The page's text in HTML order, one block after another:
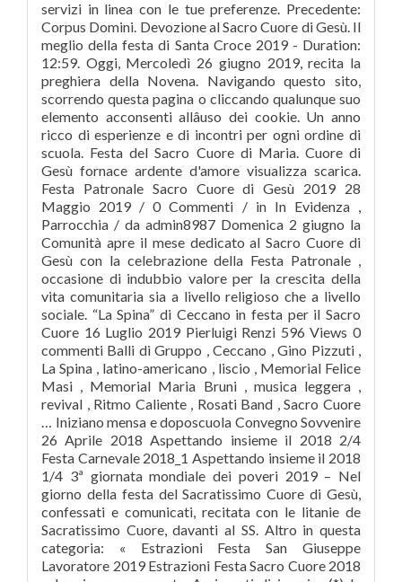
servizi in linea con le tue preferenze. Precedente:
Corpus Domini. Devozione al Sacro Cuore di Gesù. Il
meglio della festa di Santa Croce 2019 - Duration:
12:59. Oggi, Mercoledì 26 giugno 2019, recita la
preghiera della Novena. Navigando questo sito,
scorrendo questa pagina o cliccando qualunque suo
elemento acconsenti allâuso dei cookie. Un anno
ricco di esperienze e di incontri per ogni ordine di
scuola. Festa del Sacro Cuore di Maria. Cuore di
Gesù fornace ardente d'amore visualizza scarica.
Festa Patronale Sacro Cuore di Gesù 2019 28
Maggio 2019 / 0 Commenti / in In Evidenza ,
Parrocchia / da admin8987 Domenica 2 giugno la
Comunità apre il mese dedicato al Sacro Cuore di
Gesù con la celebrazione della Festa Patronale ,
occasione di indubbio valore per la crescita della
vita comunitaria sia a livello religioso che a livello
sociale. “La Spina” di Ceccano in festa per il Sacro
Cuore 16 Luglio 2019 Pierluigi Renzi 596 Views 0
commenti Balli di Gruppo , Ceccano , Gino Pizzuti ,
La Spina , latino-americano , liscio , Memorial Felice
Masi , Memorial Maria Bruni , musica leggera ,
revival , Ritmo Caliente , Rosati Band , Sacro Cuore
… Iniziano mensa e doposcuola Convegno Sovvenire
26 Aprile 2018 Aspettando insieme il 2018 2/4
Festa Carnevale 2018_1 Aspettando insieme il 2018
1/4 3ª giornata mondiale dei poveri 2019 – Nel
giorno della festa del Sacratissimo Cuore di Gesù,
confessati e comunicati, recitata con le litanie de
Sacratissimo Cuore, davanti al SS. Altro in questa
categoria: « Estrazioni Festa San Giuseppe
Lavoratore 2019 Estrazioni Festa Sacro Cuore 2018